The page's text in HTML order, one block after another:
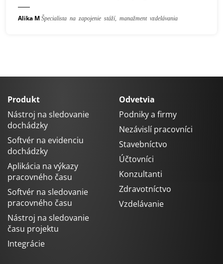
Alika M Špecialista na zapojenie stáží, manažment vzdelávania
Produkt
Nástroj na sledovanie
dochádzky
Softvér na evidenciu
dochádzky
Aplikácia na výkazy
pracovného času
Softvér na sledovanie
pracovného času
Nástroj na sledovanie
času projektu
Integrácie
Odvetvia
Podniky a firmy
Nezávislí pracovníci
Stavebníctvo
Účtovníci
Konzultanti
Zdravotníctvo
Vzdelávanie